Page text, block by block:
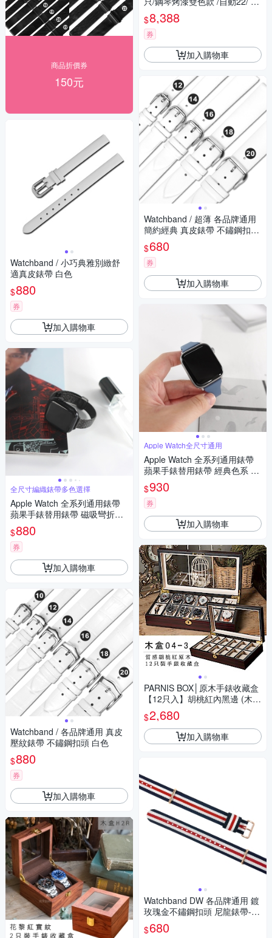
商品折價券
150元
Watchband / 小巧典雅別緻舒
適真皮錶帶 白色
$880
券
加入購物車
全尺寸編織錶帶多色選擇
Apple Watch 全系列通用錶帶
蘋果手錶替用錶帶 磁吸彎折扣
編織鋅合金錶帶 玫瑰金/銀/黑
$880
券
加入購物車
Watchband / 各品牌通用 真皮
壓紋錶帶 不鏽鋼扣頭 白色
$880
券
加入購物車
D燈/日本馬達/好物
$8,388
券
加入購物車
Watchband / 超薄 各品牌通用
簡約經典 真皮錶帶 不鏽鋼扣頭
白色
$680
券
加入購物車
Apple Watch全尺寸通用
Apple Watch 全系列通用錶帶
蘋果手錶替用錶帶 經典色系 矽
膠錶帶-霧藍色
$930
券
加入購物車
PARNIS BOX│原木手錶收藏盒
【12只入】胡桃紅內黑邊 (木盒
04-3)
$2,680
加入購物車
Watchband DW 各品牌通用 鍍
玫瑰金不鏽鋼扣頭 尼龍錶帶-藍
x白x紅
$680